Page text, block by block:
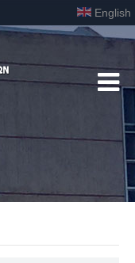
English